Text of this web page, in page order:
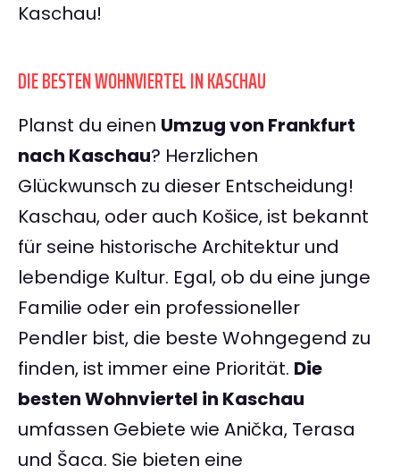
Kaschau!
DIE BESTEN WOHNVIERTEL IN KASCHAU
Planst du einen Umzug von Frankfurt
nach Kaschau? Herzlichen
Glückwunsch zu dieser Entscheidung!
Kaschau, oder auch Košice, ist bekannt
für seine historische Architektur und
lebendige Kultur. Egal, ob du eine junge
Familie oder ein professioneller
Pendler bist, die beste Wohngegend zu
finden, ist immer eine Priorität. Die
besten Wohnviertel in Kaschau
umfassen Gebiete wie Anička, Terasa
und Šaca. Sie bieten eine